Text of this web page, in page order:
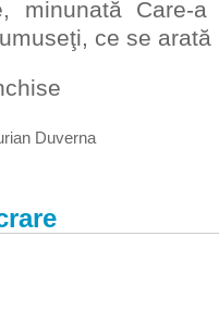
minunată
ce se
Duverna